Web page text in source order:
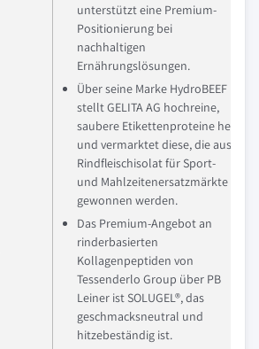
unterstützt eine Premium-
Positionierung bei
nachhaltigen
Ernährungslösungen.
Über seine Marke HydroBEEF
stellt GELITA AG hochreine,
saubere Etikettenproteine her
und vermarktet diese, die aus
Rindfleischisolat für Sport-
und Mahlzeitenersatzmärkte
gewonnen werden.
Das Premium-Angebot an
rinderbasierten
Kollagenpeptiden von
Tessenderlo Group über PB
Leiner ist SOLUGEL®, das
geschmacksneutral und
hitzebeständig ist.